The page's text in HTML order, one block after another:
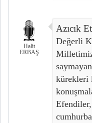
Halit
ERBAŞ
Azıcık
Değerli
kürekleri
Efendiler,